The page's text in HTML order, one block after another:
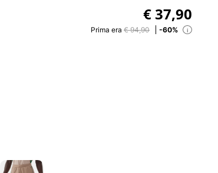
€37,90
Prima era € 94,90 -60% i